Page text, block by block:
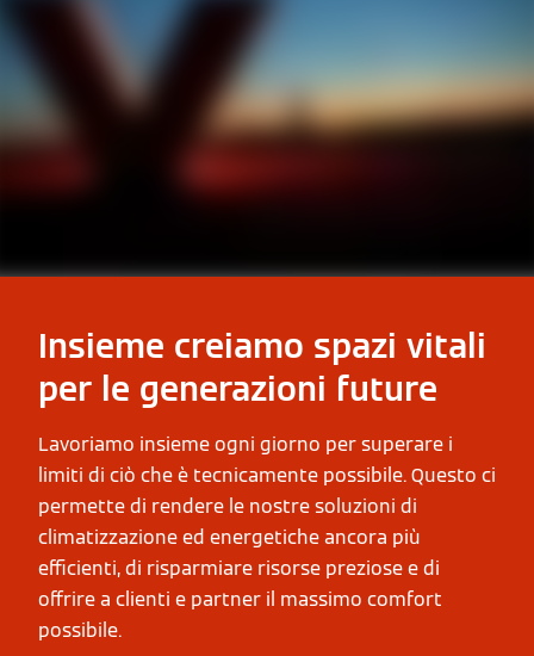
Insieme creiamo spazi vitali
per le generazioni future
Lavoriamo insieme ogni giorno per superare i
limiti di ciò che è tecnicamente possibile. Questo ci
permette di rendere le nostre soluzioni di
climatizzazione ed energetiche ancora più
efficienti, di risparmiare risorse preziose e di
offrire a clienti e partner il massimo comfort
possibile.